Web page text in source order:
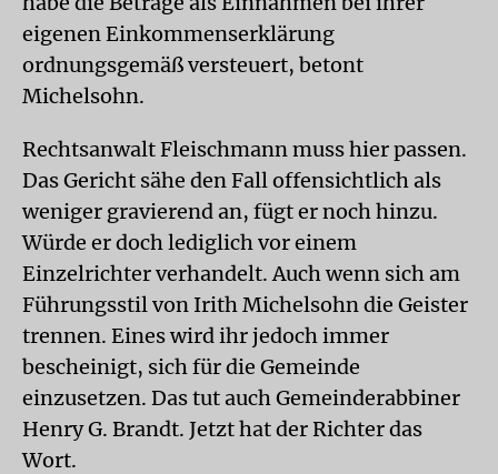
eigenen Einkommenserklärung
ordnungsgemäß versteuert, betont
Michelsohn.
Rechtsanwalt Fleischmann muss hier passen.
Das Gericht sähe den Fall offensichtlich als
weniger gravierend an, fügt er noch hinzu.
Würde er doch lediglich vor einem
Einzelrichter verhandelt. Auch wenn sich am
Führungsstil von Irith Michelsohn die Geister
trennen. Eines wird ihr jedoch immer
bescheinigt, sich für die Gemeinde
einzusetzen. Das tut auch Gemeinderabbiner
Henry G. Brandt. Jetzt hat der Richter das
Wort.